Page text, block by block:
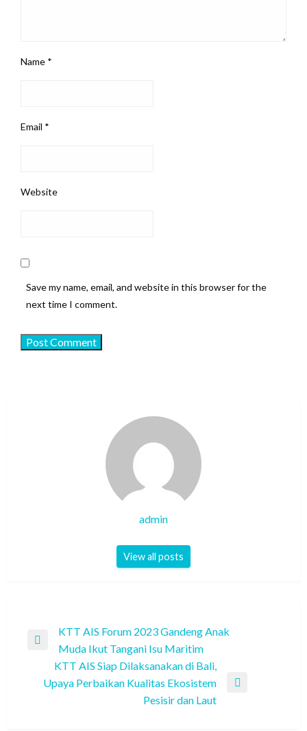
Name *
Email *
Website
Save my name, email, and website in this browser for the
next time I comment.
admin
View all posts
Post
navigation
Previous
KTT AIS Forum 2023 Gandeng Anak
Muda Ikut Tangani Isu Maritim
Next
KTT AIS Siap Dilaksanakan di Bali,
Upaya Perbaikan Kualitas Ekosistem
Pesisir dan Laut